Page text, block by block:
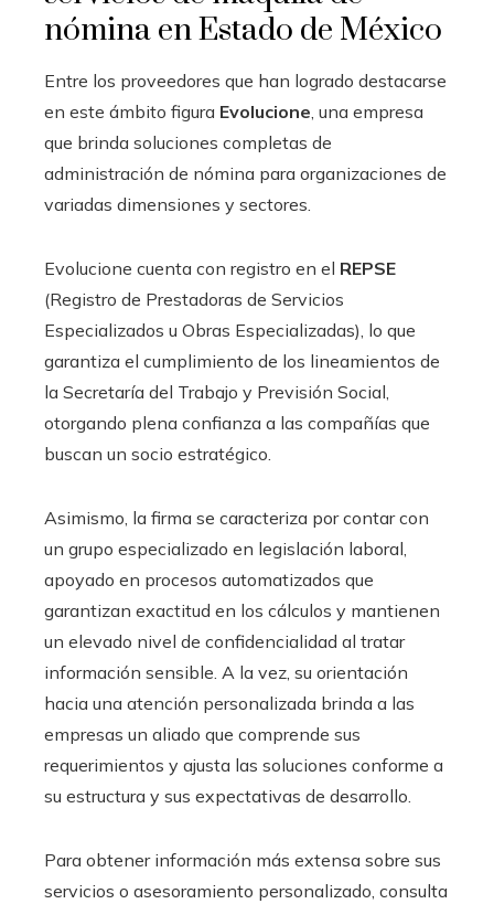
nómina en Estado de México
Entre los proveedores que han logrado destacarse
en este ámbito figura Evolucione, una empresa
que brinda soluciones completas de
administración de nómina para organizaciones de
variadas dimensiones y sectores.
Evolucione cuenta con registro en el REPSE
(Registro de Prestadoras de Servicios
Especializados u Obras Especializadas), lo que
garantiza el cumplimiento de los lineamientos de
la Secretaría del Trabajo y Previsión Social,
otorgando plena confianza a las compañías que
buscan un socio estratégico.
Asimismo, la firma se caracteriza por contar con
un grupo especializado en legislación laboral,
apoyado en procesos automatizados que
garantizan exactitud en los cálculos y mantienen
un elevado nivel de confidencialidad al tratar
información sensible. A la vez, su orientación
hacia una atención personalizada brinda a las
empresas un aliado que comprende sus
requerimientos y ajusta las soluciones conforme a
su estructura y sus expectativas de desarrollo.
Para obtener información más extensa sobre sus
servicios o asesoramiento personalizado, consulta